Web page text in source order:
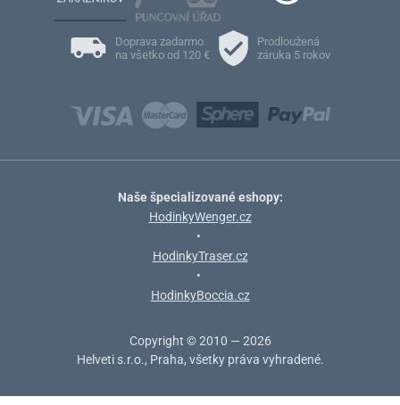
Doprava zadarmo
na všetko od 120 €
Prodloužená
záruka 5 rokov
Naše špecializované eshopy:
HodinkyWenger.cz
•
HodinkyTraser.cz
•
HodinkyBoccia.cz
Copyright © 2010 — 2026
Helveti s.r.o., Praha, všetky práva vyhradené.